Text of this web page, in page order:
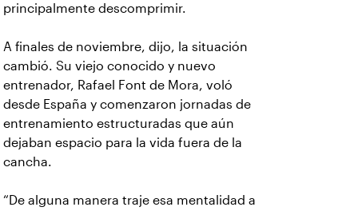
principalmente descomprimir.
A finales de noviembre, dijo, la situación
cambió. Su viejo conocido y nuevo
entrenador, Rafael Font de Mora, voló
desde España y comenzaron jornadas de
entrenamiento estructuradas que aún
dejaban espacio para la vida fuera de la
cancha.
“De alguna manera traje esa mentalidad a